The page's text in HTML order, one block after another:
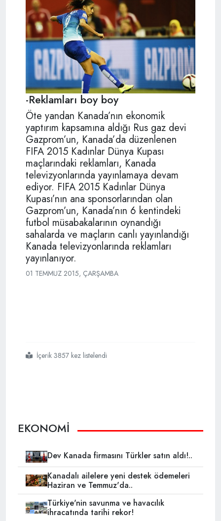
-Reklamları boy boy
Öte yandan Kanada’nın ekonomik
yaptırım kapsamına aldığı Rus gaz devi
Gazprom’un, Kanada’da düzenlenen
FIFA 2015 Kadınlar Dünya Kupası
maçlarındaki reklamları, Kanada
televizyonlarında yayınlamaya devam
ediyor. FIFA 2015 Kadınlar Dünya
Kupası’nın ana sponsorlarından olan
Gazprom’un, Kanada’nın 6 kentindeki
futbol müsabakalarının oynandığı
sahalarda ve maçların canlı yayınlandığı
Kanada televizyonlarında reklamları
yayınlanıyor.
01 TEMMUZ 2015, ÇARŞAMBA
#kanadada
#boy
#gazprom
#reklamları
İçerik 3857 kez listelendi
EKONOMİ
Dev Kanada firmasını Türkler satın aldı!..
Kanadalı ailelere yeni destek ödemeleri
Haziran ve Temmuz'da..
Türkiye'nin savunma ve havacılık
ihracatında tarihi rekor!